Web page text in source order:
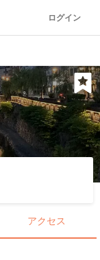
ログイン
アクセス